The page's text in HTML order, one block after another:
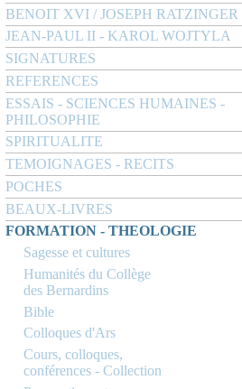
BENOIT XVI / JOSEPH RATZINGER
JEAN-PAUL II - KAROL WOJTYLA
SIGNATURES
REFERENCES
ESSAIS - SCIENCES HUMAINES -
PHILOSOPHIE
SPIRITUALITE
TEMOIGNAGES - RECITS
POCHES
BEAUX-LIVRES
FORMATION - THEOLOGIE
Sagesse et cultures
Humanités du Collège
des Bernardins
Bible
Colloques d'Ars
Cours, colloques,
conférences - Collection